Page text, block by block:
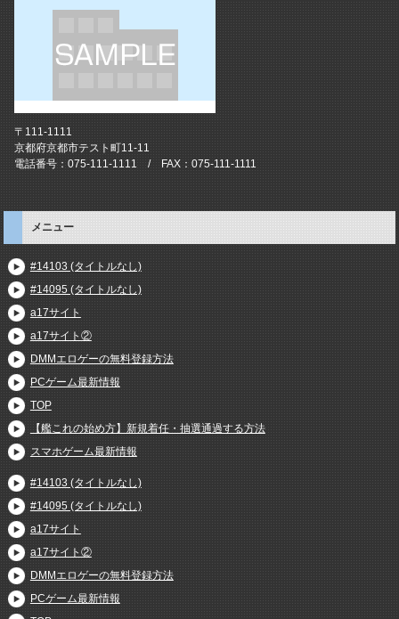
〒111-1111
京都府京都市テスト町11-11
電話番号：075-111-1111 / FAX：075-111-1111
メニュー
#14103 (タイトルなし)
#14095 (タイトルなし)
a17サイト
a17サイト②
DMMエロゲーの無料登録方法
PCゲーム最新情報
TOP
【艦これの始め方】新規着任・抽選通過する方法
スマホゲーム最新情報
#14103 (タイトルなし)
#14095 (タイトルなし)
a17サイト
a17サイト②
DMMエロゲーの無料登録方法
PCゲーム最新情報